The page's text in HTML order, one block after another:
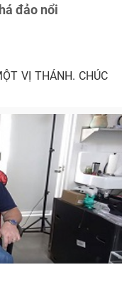
đảo nổi
VỊ THÁNH. CHÚC